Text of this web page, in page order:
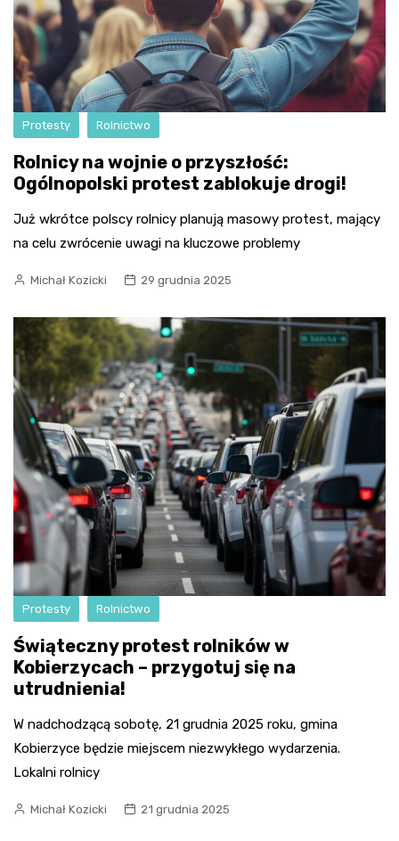
Protesty Rolnictwo
Rolnicy na wojnie o przyszłość:
Ogólnopolski protest zablokuje drogi!
Już wkrótce polscy rolnicy planują masowy protest, mający
na celu zwrócenie uwagi na kluczowe problemy
Michał Kozicki 29 grudnia 2025
Protesty Rolnictwo
Świąteczny protest rolników w
Kobierzycach – przygotuj się na
utrudnienia!
W nadchodzącą sobotę, 21 grudnia 2025 roku, gmina
Kobierzyce będzie miejscem niezwykłego wydarzenia.
Lokalni rolnicy
Michał Kozicki 21 grudnia 2025